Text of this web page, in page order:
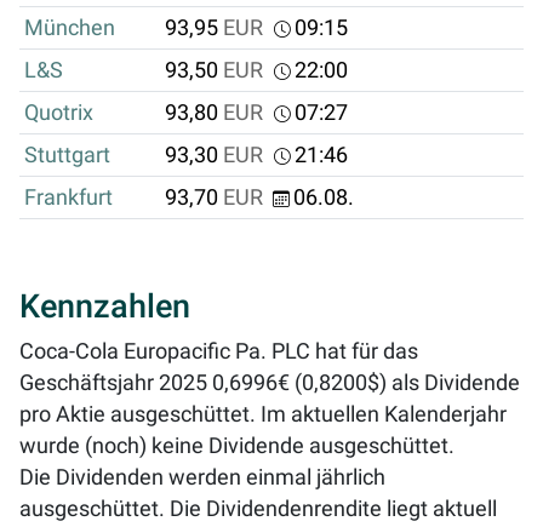
München
93,95 EUR
09:15
L&S
93,50 EUR
22:00
Quotrix
93,80 EUR
07:27
Stuttgart
93,30 EUR
21:46
Frankfurt
93,70 EUR 06.08.
Kennzahlen
Coca-Cola Europacific Pa. PLC hat für das
Geschäftsjahr 2025 0,6996€ (0,8200$) als Dividende
pro Aktie ausgeschüttet. Im aktuellen Kalenderjahr
wurde (noch) keine Dividende ausgeschüttet.
Die Dividenden werden einmal jährlich
ausgeschüttet. Die Dividendenrendite liegt aktuell